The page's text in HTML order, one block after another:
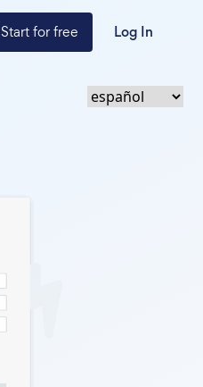
Start for free Log In